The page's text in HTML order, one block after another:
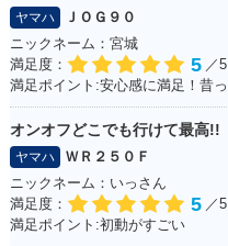
ヤマハ
ＪＯＧ９０
ニックネーム：宮城
満足度：
5 ／5
オンオフどこでも行けて最高!!
ヤマハ
ＷＲ２５０Ｆ
ニックネーム：いっさん
満足度：
5 ／5
満足ポイント:初動がすごい